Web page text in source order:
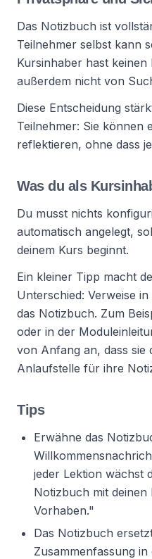
Das Notizbuch ist
Teilnehmer selbst kann
Kursinhaber hast keinen
außerdem nicht von
Diese Entscheidung
Teilnehmer: Sie können
reflektieren, ohne dass
Was du als
Du musst nichts
automatisch angelegt,
deinem Kurs beginnt.
Ein kleiner Tipp macht
Unterschied: Verweise
das Notizbuch. Zum
oder in der
von Anfang an, dass sie
Anlaufstelle für ihre
Tips
Erwähne das
jeder Lektion wächst
Notizbuch mit deinen
Vorhaben."
Das Notizbuch
Zusammenfassung